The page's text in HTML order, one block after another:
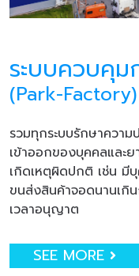
ระบบควบคุม
(Park-Factory)
รวมทุกระบบรักษาควา
เข้าออกของบุคคลและ
เกิดเหตุผิดปกติ เช่น มี
ขนส่งสินค้าจอดนานเกิ
เวลาอนุญาต
SEE MORE